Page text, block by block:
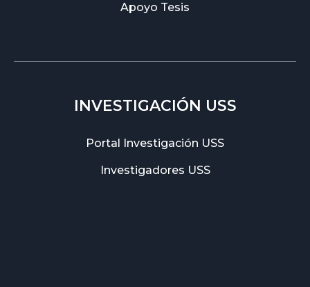
Apoyo Tesis
INVESTIGACIÓN USS
Portal Investigación USS
Investigadores USS